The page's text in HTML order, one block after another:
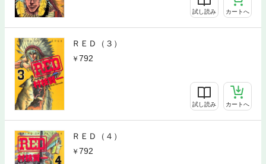
試し読み カートへ
ＲＥＤ（３）
792
試し読み カートへ
ＲＥＤ（４）
792